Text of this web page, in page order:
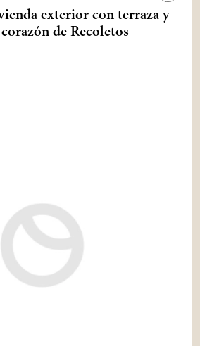
exterior con terraza y
de Recoletos